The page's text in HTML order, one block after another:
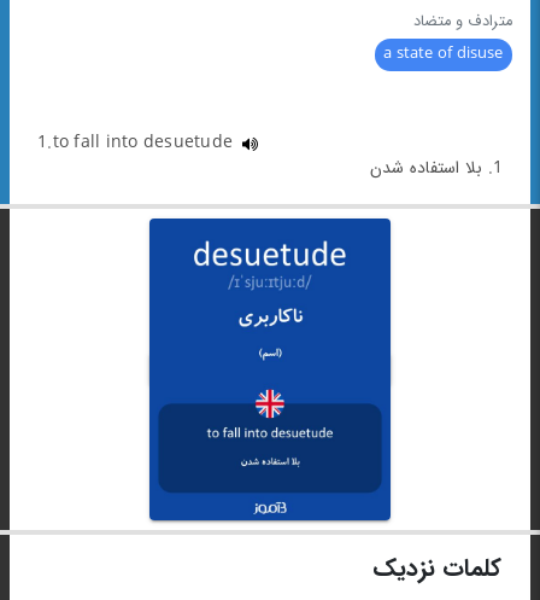
مترادف و متضاد
a state of disuse
1.to fall into desuetude
1. بلا استفاده شدن
کلمات نزدیک